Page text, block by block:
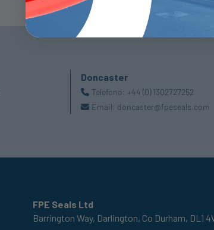
Doncaster
Telefono: +44 (0) 1302727252
Email: doncaster@fpeseals.com
FPE Seals Ltd
Barrington Way, Darlington, Co Durham, DL1